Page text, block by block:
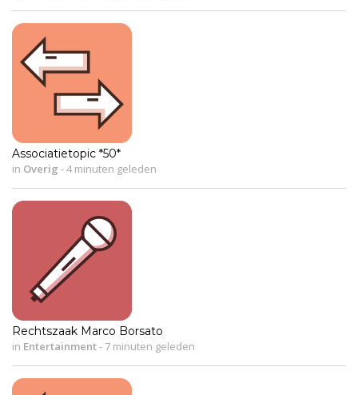
Associatietopic *50*
in Overig -4 minuten geleden
Rechtszaak Marco Borsato
in Entertainment- 7 minuten geleden